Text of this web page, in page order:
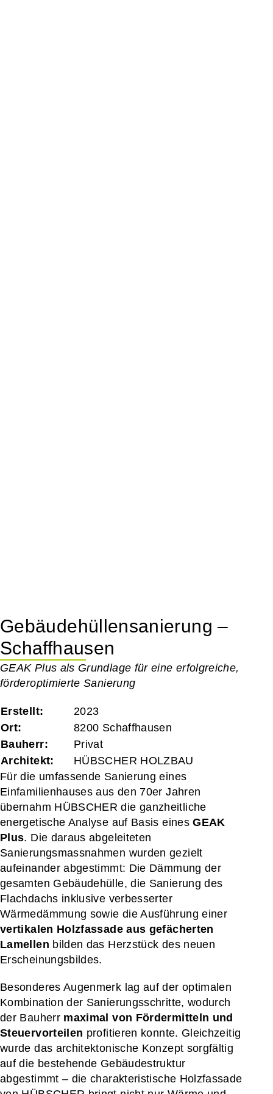
Gebäudehüllensanierung –
Schaffhausen
GEAK Plus als Grundlage für eine erfolgreiche,
förderoptimierte Sanierung
Erstellt:
2023
Ort:
8200 Schaffhausen
Bauherr:
Privat
Architekt:
HÜBSCHER HOLZBAU
Für die umfassende Sanierung eines
Einfamilienhauses aus den 70er Jahren
übernahm HÜBSCHER die ganzheitliche
energetische Analyse auf Basis einesGEAK
Plus. Die daraus abgeleiteten
Sanierungsmassnahmen wurden gezielt
aufeinander abgestimmt: Die Dämmung der
gesamten Gebäudehülle, die Sanierung des
Flachdachs inklusive verbesserter
Wärmedämmung sowie die Ausführung einer
vertikalen Holzfassade aus gefächerten
Lamellen bilden das Herzstück des neuen
Erscheinungsbildes.
Besonderes Augenmerk lag auf der optimalen
Kombination der Sanierungsschritte, wodurch
der Bauherr maximal von Fördermitteln und
Steuervorteilen profitieren konnte. Gleichzeitig
wurde das architektonische Konzept sorgfältig
auf die bestehende Gebäudestruktur
abgestimmt – die charakteristische Holzfassade